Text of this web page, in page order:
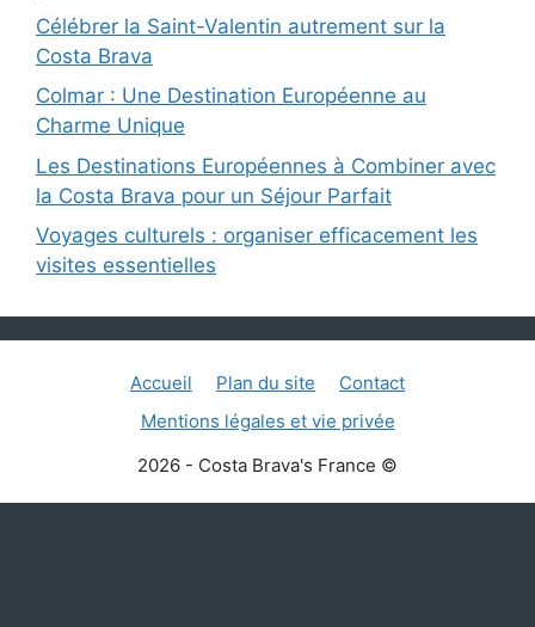
Célébrer la Saint-Valentin autrement sur la
Costa Brava
Colmar : Une Destination Européenne au
Charme Unique
Les Destinations Européennes à Combiner avec
la Costa Brava pour un Séjour Parfait
Voyages culturels : organiser efficacement les
visites essentielles
Accueil Plan du site
Contact
Mentions légales et vie privée
2026 - Costa Brava's France ©